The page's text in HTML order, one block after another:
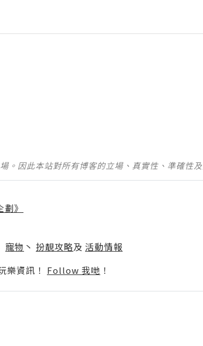
。因此本站對所有博客的立場、真實性、準確性
》
寵物 丶 扮靚攻略及 活動情報
資訊！ Follow 我哋 ！